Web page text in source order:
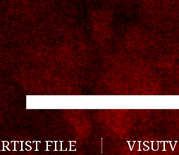
FILE VISUTV